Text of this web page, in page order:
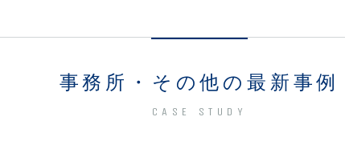
事務所・その他の最新事例
CASE STUDY